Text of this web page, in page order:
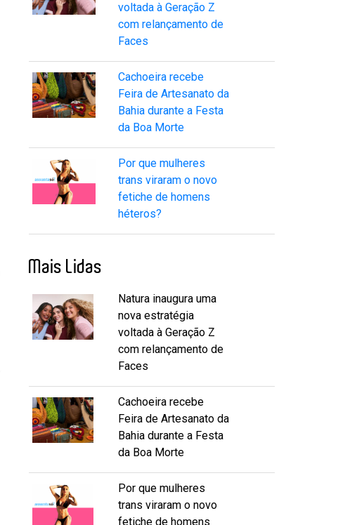
voltada à Geração Z
com relançamento de
Faces
Cachoeira recebe
Feira de Artesanato da
Bahia durante a Festa
da Boa Morte
Por que mulheres
trans viraram o novo
fetiche de homens
héteros?
Mais Lidas
Natura inaugura uma
nova estratégia
voltada à Geração Z
com relançamento de
Faces
Cachoeira recebe
Feira de Artesanato da
Bahia durante a Festa
da Boa Morte
Por que mulheres
trans viraram o novo
fetiche de homens